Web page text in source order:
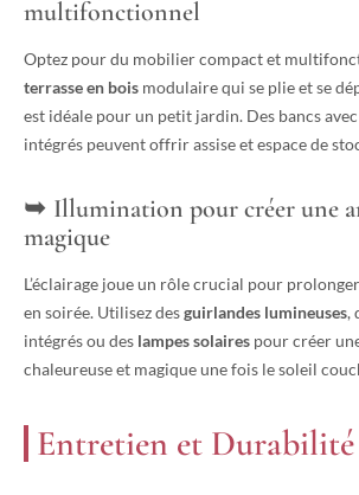
multifonctionnel
Optez pour du mobilier compact et
terrasse en bois modulaire qui se plie et se
est idéale pour un petit jardin. Des bancs
intégrés peuvent offrir assise et espace de
Illumination pour créer une
magique
L’éclairage joue un rôle crucial pour
en soirée. Utilisez desguirlandes lumineuses,
intégrés ou des lampes solaires pour créer
chaleureuse et magique une fois le soleil
Entretien et Durabilité